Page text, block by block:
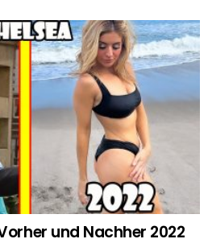
und Nachher 2022